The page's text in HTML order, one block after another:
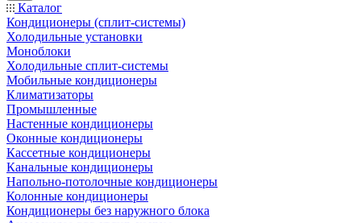
Каталог
Кондиционеры (сплит-системы)
Холодильные установки
Моноблоки
Холодильные сплит-системы
Мобильные кондиционеры
Климатизаторы
Промышленные
Настенные кондиционеры
Оконные кондиционеры
Кассетные кондиционеры
Канальные кондиционеры
Напольно-потолочные кондиционеры
Колонные кондиционеры
Кондиционеры без наружного блока